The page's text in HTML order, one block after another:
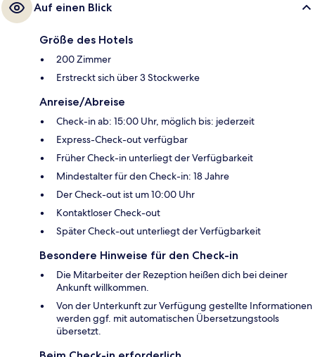
Auf einen Blick
Größe des Hotels
200 Zimmer
Erstreckt sich über 3 Stockwerke
Anreise/Abreise
Check-in ab: 15:00 Uhr, möglich bis: jederzeit
Express-Check-out verfügbar
Früher Check-in unterliegt der Verfügbarkeit
Mindestalter für den Check-in: 18 Jahre
Der Check-out ist um 10:00 Uhr
Kontaktloser Check-out
Später Check-out unterliegt der Verfügbarkeit
Besondere Hinweise für den Check-in
Die Mitarbeiter der Rezeption heißen dich bei deiner
Ankunft willkommen.
Von der Unterkunft zur Verfügung gestellte Informationen
werden ggf. mit automatischen Übersetzungstools
übersetzt.